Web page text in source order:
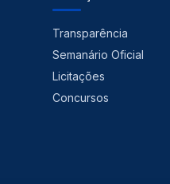
Transparência
Semanário Oficial
Licitações
Concursos